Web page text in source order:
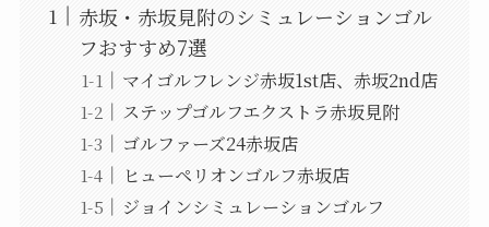
赤坂・赤坂見附のシミュレーションゴル
フおすすめ7選
マイゴルフレンジ赤坂1st店、赤坂2nd店
ステップゴルフエクストラ赤坂見附
ゴルファーズ24赤坂店
ヒューペリオンゴルフ赤坂店
ジョインシミュレーションゴルフ